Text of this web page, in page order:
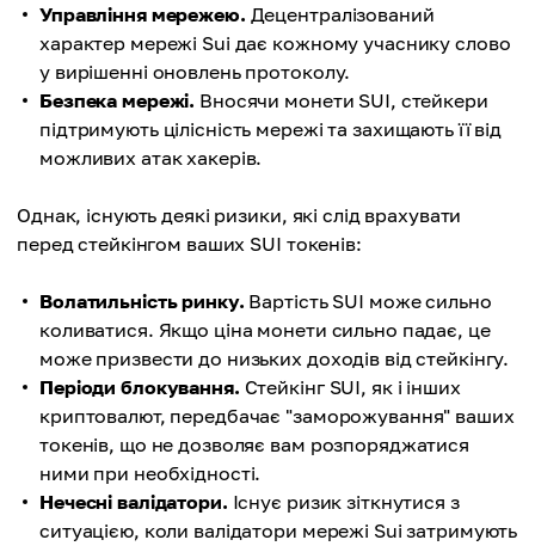
Управління мережею. Децентралізований
характер мережі Sui дає кожному учаснику слово
у вирішенні оновлень протоколу.
Безпека мережі. Вносячи монети SUI, стейкери
підтримують цілісність мережі та захищають її від
можливих атак хакерів.
Однак, існують деякі ризики, які слід врахувати
перед стейкінгом ваших SUI токенів:
Волатильність ринку. Вартість SUI може сильно
коливатися. Якщо ціна монети сильно падає, це
може призвести до низьких доходів від стейкінгу.
Періоди блокування. Стейкінг SUI, як і інших
криптовалют, передбачає "заморожування" ваших
токенів, що не дозволяє вам розпоряджатися
ними при необхідності.
Нечесні валідатори. Існує ризик зіткнутися з
ситуацією, коли валідатори мережі Sui затримують